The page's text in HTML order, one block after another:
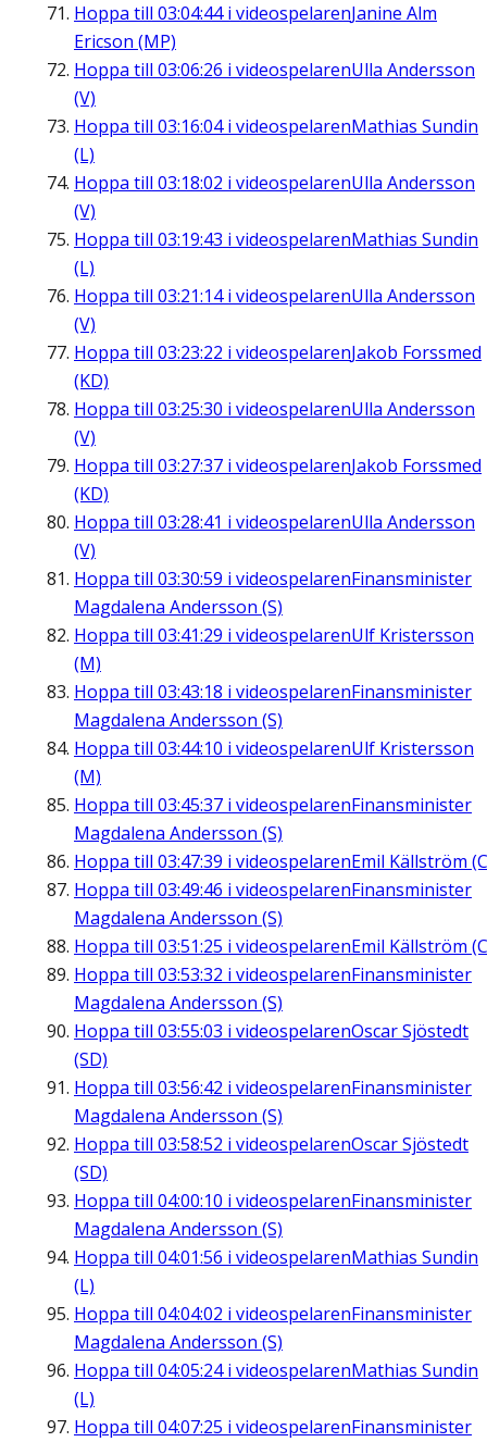
Hoppa till 03:04:44i videospelarenJanine Alm
Ericson (MP)
Hoppa till 03:06:26 i videospelarenUlla Andersson
(V)
Hoppa till 03:16:04i videospelarenMathias Sundin
(L)
Hoppa till 03:18:02 i videospelarenUlla Andersson
(V)
Hoppa till 03:19:43 i videospelarenMathias Sundin
(L)
Hoppa till 03:21:14i videospelarenUlla Andersson
(V)
Hoppa till 03:23:22 i videospelarenJakob Forssmed
(KD)
Hoppa till 03:25:30 i videospelarenUlla Andersson
(V)
Hoppa till 03:27:37 i videospelarenJakob Forssmed
(KD)
Hoppa till 03:28:41 i videospelarenUlla Andersson
(V)
Hoppa till 03:30:59 i videospelarenFinansminister
Magdalena Andersson (S)
Hoppa till 03:41:29 i videospelarenUlf Kristersson
(M)
Hoppa till 03:43:18 i videospelarenFinansminister
Magdalena Andersson (S)
Hoppa till 03:44:10 i videospelarenUlf Kristersson
(M)
Hoppa till 03:45:37 i videospelarenFinansminister
Magdalena Andersson (S)
Hoppa till 03:47:39 i videospelarenEmil Källström
Hoppa till 03:49:46 i videospelarenFinansminister
Magdalena Andersson (S)
Hoppa till 03:51:25 i videospelarenEmil Källström
Hoppa till 03:53:32 i videospelarenFinansminister
Magdalena Andersson (S)
Hoppa till 03:55:03 i videospelarenOscar Sjöstedt
(SD)
Hoppa till 03:56:42 i videospelarenFinansminister
Magdalena Andersson (S)
Hoppa till 03:58:52 i videospelarenOscar Sjöstedt
(SD)
Hoppa till 04:00:10 i videospelarenFinansminister
Magdalena Andersson (S)
Hoppa till 04:01:56 i videospelarenMathias Sundin
(L)
Hoppa till 04:04:02 i videospelarenFinansminister
Magdalena Andersson (S)
Hoppa till 04:05:24i videospelarenMathias Sundin
(L)
Hoppa till 04:07:25 i videospelarenFinansminister